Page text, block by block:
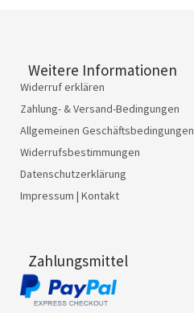
Weitere Informationen
Widerruf erklären
Zahlung- & Versand-Bedingungen
Allgemeinen Geschäftsbedingungen
Widerrufsbestimmungen
Datenschutzerklärung
Impressum | Kontakt
Zahlungsmittel